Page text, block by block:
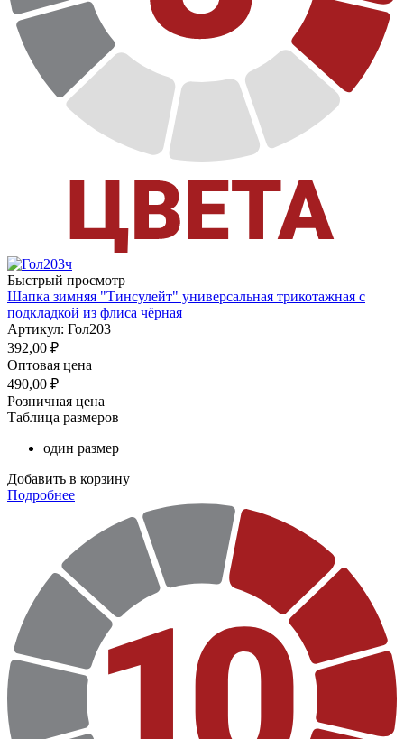
Быстрый просмотр
Шапка зимняя "Тинсулейт" универсальная трикотажная с
подкладкой из флиса чёрная
Артикул: Гол203
392,00 ₽
Оптовая цена
490,00 ₽
Розничная цена
Таблица размеров
один размер
Добавить в корзину
Подробнее